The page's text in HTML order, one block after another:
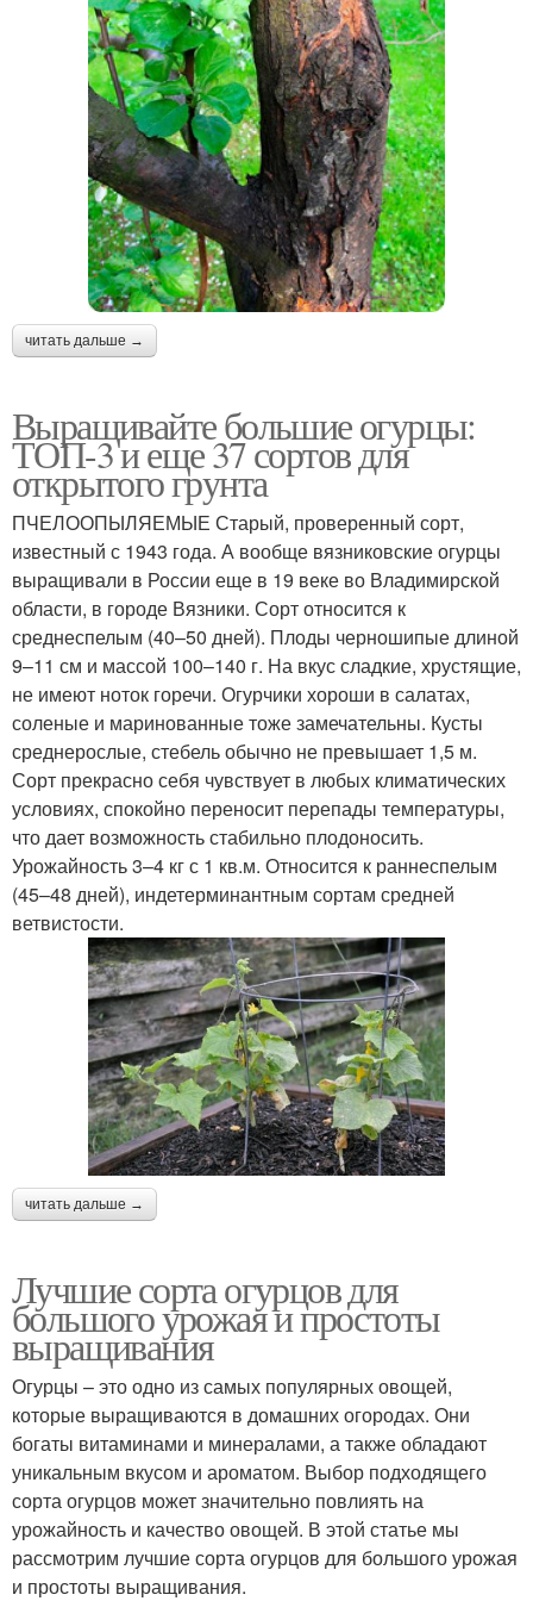
читать дальше →
Выращивайте большие огурцы:
ТОП-3 и еще 37 сортов для
открытого грунта
ПЧЕЛООПЫЛЯЕМЫЕ Старый, проверенный сорт,
известный с 1943 года. А вообще вязниковские огурцы
выращивали в России еще в 19 веке во Владимирской
области, в городе Вязники. Сорт относится к
среднеспелым (40–50 дней). Плоды черношипые длиной
9–11 см и массой 100–140 г. На вкус сладкие, хрустящие,
не имеют ноток горечи. Огурчики хороши в салатах,
соленые и маринованные тоже замечательны. Кусты
среднерослые, стебель обычно не превышает 1,5 м.
Сорт прекрасно себя чувствует в любых климатических
условиях, спокойно переносит перепады температуры,
что дает возможность стабильно плодоносить.
Урожайность 3–4 кг с 1 кв.м. Относится к раннеспелым
(45–48 дней), индетерминантным сортам средней
ветвистости.
читать дальше →
Лучшие сорта огурцов для
большого урожая и простоты
выращивания
Огурцы – это одно из самых популярных овощей,
которые выращиваются в домашних огородах. Они
богаты витаминами и минералами, а также обладают
уникальным вкусом и ароматом. Выбор подходящего
сорта огурцов может значительно повлиять на
урожайность и качество овощей. В этой статье мы
рассмотрим лучшие сорта огурцов для большого урожая
и простоты выращивания.